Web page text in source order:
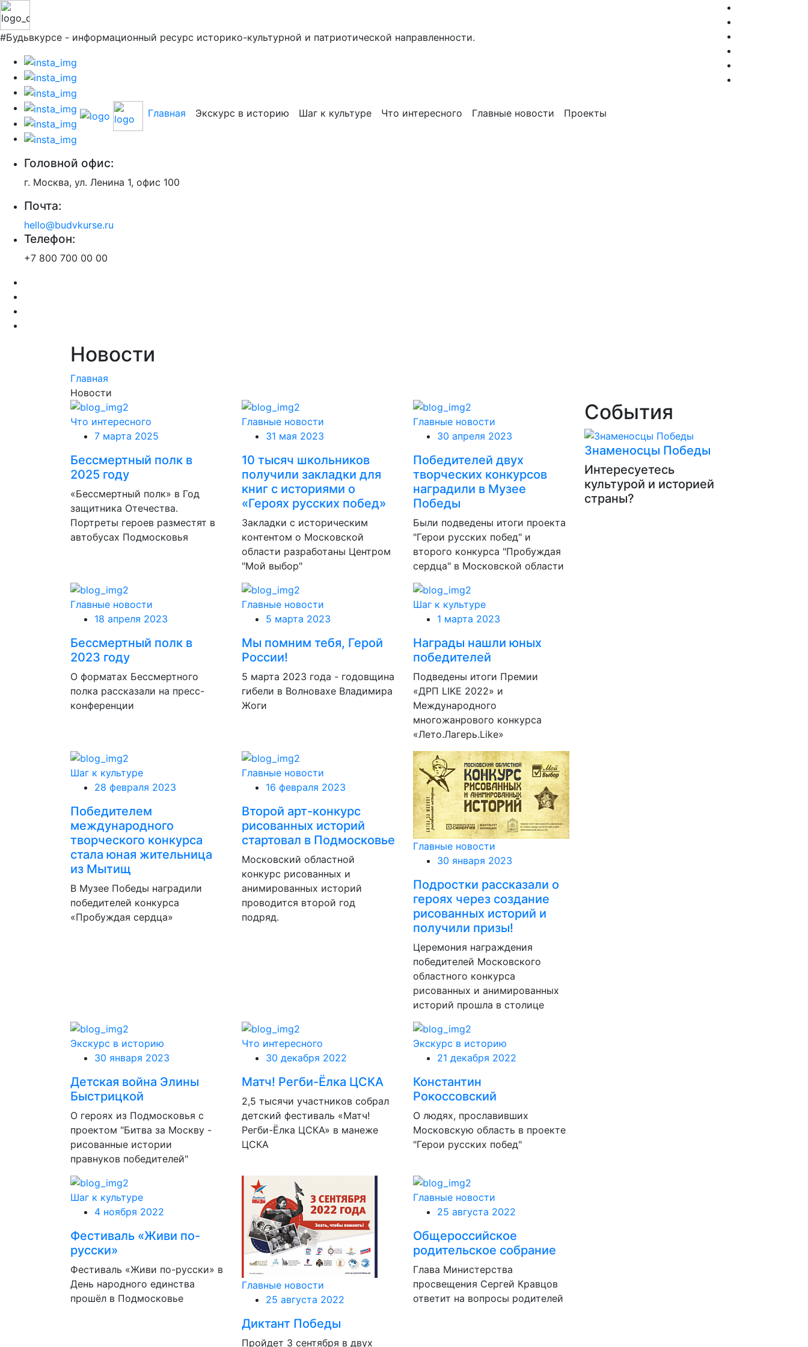
#Будьвкурсе - информационный ресурс историко-культурной и патриотической направленности.
Головной офис:
г. Москва, ул. Ленина 1, офис 100
Почта:
hello@budvkurse.ru
Телефон:
+7 800 700 00 00
Главная Экскурс в историю Шаг к культуре Что интересного Главные новости Проекты
Новости
Главная
Новости
Что интересного
7 марта 2025
Бессмертный полк в
2025 году
«Бессмертный полк» в Год
защитника Отечества.
Портреты героев разместят в
автобусах Подмосковья
Главные новости
31 мая 2023
10 тысяч школьников
получили закладки для
книг с историями о
«Героях русских побед»
Закладки с историческим
контентом о Московской
области разработаны Центром
"Мой выбор"
Главные новости
30 апреля 2023
Победителей двух
творческих конкурсов
наградили в Музее
Победы
Были подведены итоги проекта
"Герои русских побед" и
второго конкурса "Пробуждая
сердца" в Московской области
Главные новости
18 апреля 2023
Бессмертный полк в
2023 году
О форматах Бессмертного
полка рассказали на пресс-
конференции
Главные новости
5 марта 2023
Мы помним тебя, Герой
России!
5 марта 2023 года - годовщина
гибели в Волновахе Владимира
Жоги
Шаг к культуре
1 марта 2023
Награды нашли юных
победителей
Подведены итоги Премии
«ДРП LIKE 2022» и
Международного
многожанрового конкурса
«Лето.Лагерь.Like»
Шаг к культуре
28 февраля 2023
Победителем
международного
творческого конкурса
стала юная жительница
из Мытищ
В Музее Победы наградили
победителей конкурса
«Пробуждая сердца»
Главные новости
16 февраля 2023
Второй арт-конкурс
рисованных историй
стартовал в Подмосковье
Московский областной
конкурс рисованных и
анимированных историй
проводится второй год
подряд.
Главные новости
30 января 2023
Подростки рассказали о
героях через создание
рисованных историй и
получили призы!
Церемония награждения
победителей Московского
областного конкурса
рисованных и анимированных
историй прошла в столице
Экскурс в историю
30 января 2023
Детская война Элины
Быстрицкой
О героях из Подмосковья с
проектом "Битва за Москву -
рисованные истории
правнуков победителей"
Что интересного
30 декабря 2022
Матч! Регби-Ёлка ЦСКА
2,5 тысячи участников собрал
детский фестиваль «Матч!
Регби-Ёлка ЦСКА» в манеже
ЦСКА
Экскурс в историю
21 декабря 2022
Константин
Рокоссовский
О людях, прославивших
Московскую область в проекте
"Герои русских побед"
Шаг к культуре
4 ноября 2022
Фестиваль «Живи по-
русски»
Фестиваль «Живи по-русски» в
День народного единства
прошёл в Подмосковье
Главные новости
25 августа 2022
Диктант Победы
Пройдет 3 сентября в двух
Главные новости
25 августа 2022
Общероссийское
родительское собрание
Глава Министерства
просвещения Сергей Кравцов
ответит на вопросы родителей
События
Знаменосцы Победы
Интересуетесь
культурой и историей
страны?